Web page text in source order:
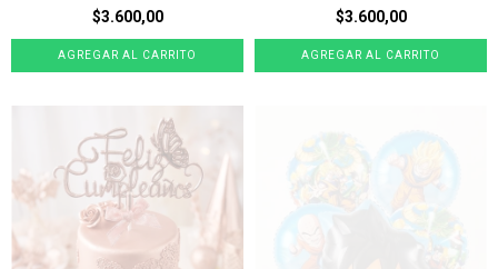
$3.600,00 $3.600,00